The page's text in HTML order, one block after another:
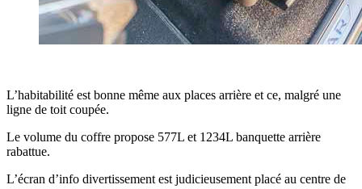
L’habitabilité est bonne même aux places arrière et ce, malgré une
ligne de toit coupée.
Le volume du coffre propose 577L et 1234L banquette arrière
rabattue.
L’écran d’info divertissement est judicieusement placé au centre de